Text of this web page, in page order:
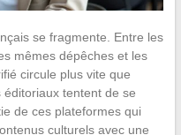
se fragmente. Entre les
mêmes dépêches et les
circule plus vite que
éditoriaux tentent de se
de ces plateformes qui
culturels avec une